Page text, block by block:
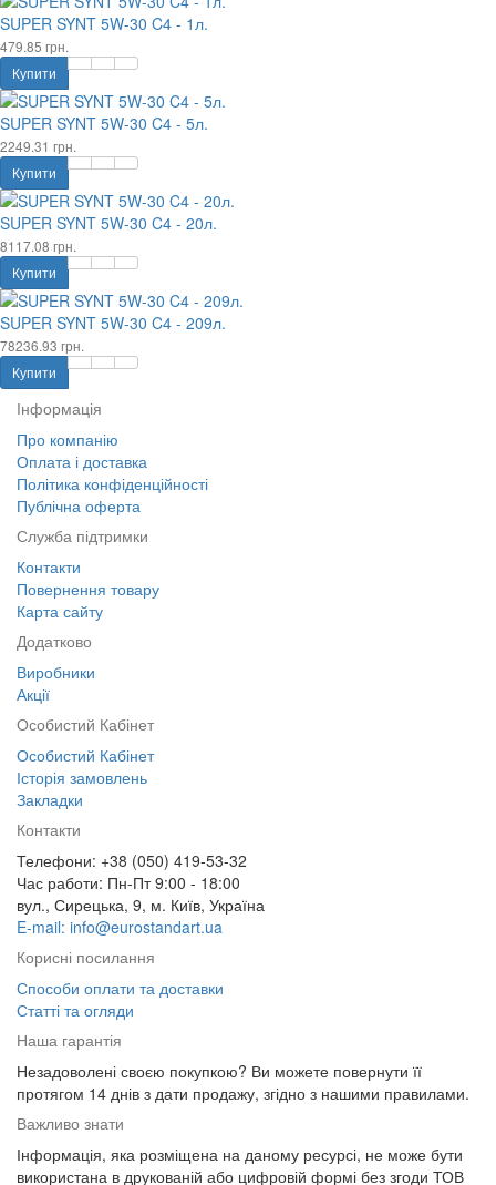
SUPER SYNT 5W-30 C4 - 1л.
479.85 грн.
Купити
SUPER SYNT 5W-30 C4 - 5л.
2249.31 грн.
Купити
SUPER SYNT 5W-30 C4 - 20л.
8117.08 грн.
Купити
SUPER SYNT 5W-30 C4 - 209л.
78236.93 грн.
Купити
Інформація
Про компанію
Оплата і доставка
Політика конфіденційності
Публічна оферта
Служба підтримки
Контакти
Повернення товару
Карта сайту
Додатково
Виробники
Акції
Особистий Кабінет
Особистий Кабінет
Історія замовлень
Закладки
Контакти
Телефони: +38 (050) 419-53-32
Час работи: Пн-Пт 9:00 - 18:00
вул., Сирецька, 9, м. Київ, Україна
E-mail: info@eurostandart.ua
Корисні посилання
Способи оплати та доставки
Статті та огляди
Наша гарантія
Незадоволені своєю покупкою? Ви можете повернути її
протягом 14 днів з дати продажу, згідно з нашими правилами.
Важливо знати
Інформація, яка розміщена на даному ресурсі, не може бути
використана в друкованій або цифровій формі без згоди ТОВ